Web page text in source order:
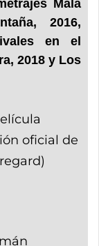
Mala
2016,
en el
2018 y Los
oficial de